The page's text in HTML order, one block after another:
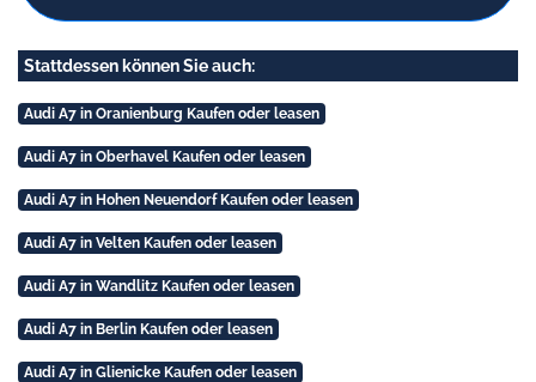
Stattdessen können Sie auch:
Audi A7 in Oranienburg Kaufen oder leasen
Audi A7 in Oberhavel Kaufen oder leasen
Audi A7 in Hohen Neuendorf Kaufen oder leasen
Audi A7 in Velten Kaufen oder leasen
Audi A7 in Wandlitz Kaufen oder leasen
Audi A7 in Berlin Kaufen oder leasen
Audi A7 in Glienicke Kaufen oder leasen